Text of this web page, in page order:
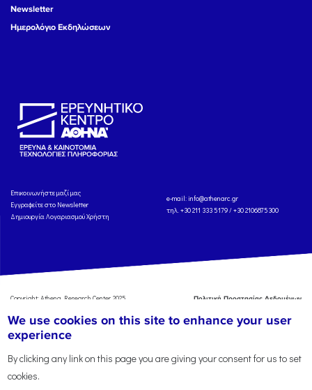
Newsletter
Ημερολόγιο Εκδηλώσεων
Eπικοινωνήστε μαζί μας
Εγγραφείτε στο Newsletter
Δημιουργία Λογαριασμού Χρήστη
e-mail: info@athenarc.gr
τηλ. +30 211 333 5179 / +30 2106875300
Copyright: Athena Research Center, 2025
Πολιτική Προστασίας Δεδομένων
Χρήσης
Αναφορά
We use cookies on this site to enhance your user
experience
By clicking any link on this page you are giving your consent for us to set
cookies.